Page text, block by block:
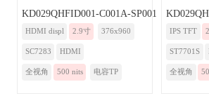
KD029QHFID001-C001A-SP001A-HDMI
HDMI displ 2.9寸 376x960
SC7283 HDMI
全视角 500 nits 电容TP
IPS TFT
ST7701S
全视角